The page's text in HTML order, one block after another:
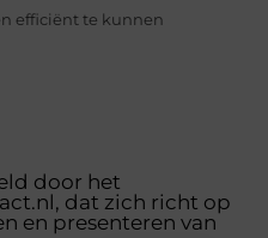
efficiënt te kunnen
door het
dat zich richt op
en presenteren van